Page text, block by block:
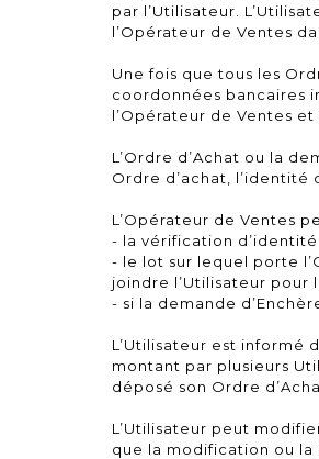
par l’Utilisateur.
l’Opérateur de Ventes
Une fois que tous les
coordonnées bancaires
l’Opérateur de Ventes
L’Ordre d’Achat ou la
Ordre d’achat,
L’Opérateur de Ventes
- la vérification
- le lot sur lequel porte
joindre l’Utilisateur pour
- si la demande
L’Utilisateur est informé
montant par plusieurs
déposé son Ordre
L’Utilisateur peut
que la modification ou la